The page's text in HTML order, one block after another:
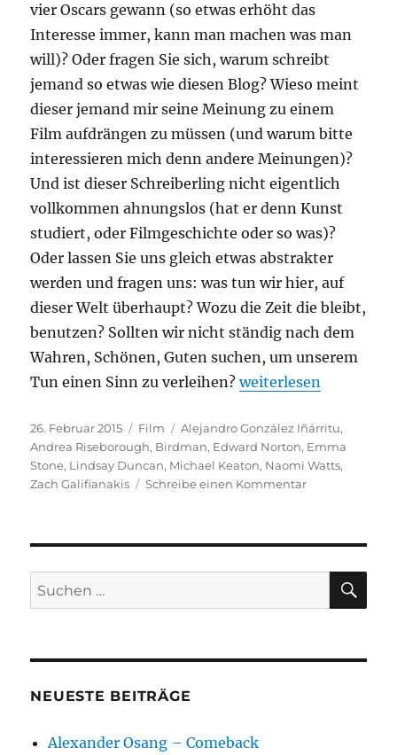
vier Oscars gewann (so etwas erhöht das
Interesse immer, kann man machen was man
will)? Oder fragen Sie sich, warum schreibt
jemand so etwas wie diesen Blog? Wieso meint
dieser jemand mir seine Meinung zu einem
Film aufdrängen zu müssen (und warum bitte
interessieren mich denn andere Meinungen)?
Und ist dieser Schreiberling nicht eigentlich
vollkommen ahnungslos (hat er denn Kunst
studiert, oder Filmgeschichte oder so was)?
Oder lassen Sie uns gleich etwas abstrakter
werden und fragen uns: was tun wir hier, auf
dieser Welt überhaupt? Wozu die Zeit die bleibt,
benutzen? Sollten wir nicht ständig nach dem
Wahren, Schönen, Guten suchen, um unserem
Tun einen Sinn zu verleihen?„Birdman“
weiterlesen
Veröffentlicht
am
26. Februar 2015 Kategorien
Film Schlagwörter
Alejandro González Iñárritu,
Andrea Riseborough, Birdman, Edward Norton, Emma
Stone, Lindsay Duncan, Michael Keaton, Naomi Watts,
Zach Galifianakis
Schreibe einen Kommentarzu
Suchen
nach:
NEUESTE BEITRÄGE
Alexander Osang – Comeback